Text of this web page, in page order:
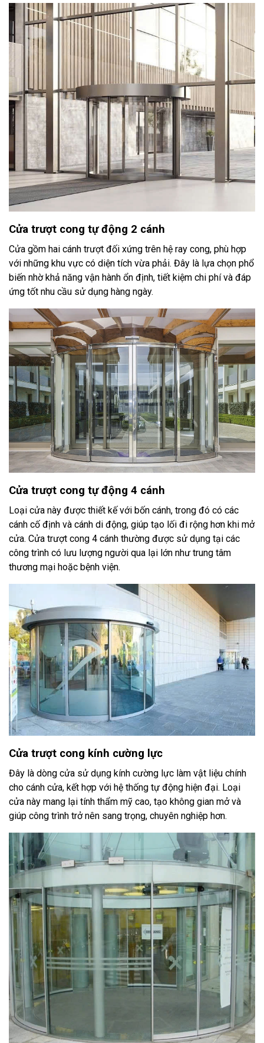
Cửa trượt cong tự động 2 cánh
Cửa gồm hai cánh trượt đối xứng trên hệ ray cong, phù hợp
với những khu vực có diện tích vừa phải. Đây là lựa chọn phổ
biến nhờ khả năng vận hành ổn định, tiết kiệm chi phí và đáp
ứng tốt nhu cầu sử dụng hàng ngày.
Cửa trượt cong tự động 4 cánh
Loại cửa này được thiết kế với bốn cánh, trong đó có các
cánh cố định và cánh di động, giúp tạo lối đi rộng hơn khi mở
cửa. Cửa trượt cong 4 cánh thường được sử dụng tại các
công trình có lưu lượng người qua lại lớn như trung tâm
thương mại hoặc bệnh viện.
Cửa trượt cong kính cường lực
Đây là dòng cửa sử dụng kính cường lực làm vật liệu chính
cho cánh cửa, kết hợp với hệ thống tự động hiện đại. Loại
cửa này mang lại tính thẩm mỹ cao, tạo không gian mở và
giúp công trình trở nên sang trọng, chuyên nghiệp hơn.